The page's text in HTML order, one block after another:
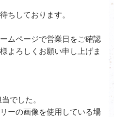
ちしております。
ムページで営業日をご確認
よろしくお願い申し上げま
でした。
ーの画像を使用している場